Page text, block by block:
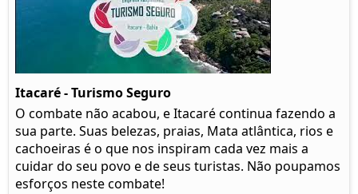
Itacaré - Turismo Seguro
O combate não acabou, e Itacaré continua fazendo a
sua parte. Suas belezas, praias, Mata atlântica, rios e
cachoeiras é o que nos inspiram cada vez mais a
cuidar do seu povo e de seus turistas. Não poupamos
esforços neste combate!